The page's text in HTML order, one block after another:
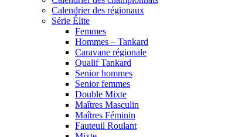
Calendrier des régionaux
Série Élite
Femmes
Hommes – Tankard
Caravane régionale
Qualif Tankard
Senior hommes
Senior femmes
Double Mixte
Maîtres Masculin
Maîtres Féminin
Fauteuil Roulant